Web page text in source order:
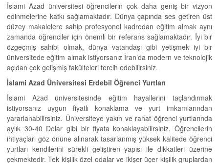
İslami Azad üniversitesi öğrencilerin çok daha geniş bir vizyon
edinmelerine katkı sağlamaktadır. Dünya çapında ses getiren üst
düzey makalelere sahip profesyonel kadrodan eğitim almak aynı
zamanda öğrenciler için önemli bir referans sağlamaktadır. İyi bir
özgeçmiş sahibi olmak, dünya vatandaşı gibi yetişmek iyi bir
üniversitede eğitim almak istiyorsanız İran’da modern ve teknolojik
açıdan çok gelişmiş fakülteleri tercih edebilirsiniz.
İslami Azad Üniversitesi Erdebil Öğrenci Yurtları
İslami Azad üniversitesinde eğitim hayallerini taçlandırmak
istiyorsanız uygun fiyatlı konaklama ve yurt imkamlarından
yararlanabilirsiniz. Üniversiteye yakın ve rahat öğrenci yurtlarında
aylık 30-40 Dolar gibi bir fiyata konaklayabilirsiniz. Öğrencilerin
ihtiyaçları göz önüne alınarak tasarlanmış yüksek kalitede öğrenci
yurtları kendilerini sürekli geliştiren yapısı ile dikkatleri üzerine
çekmektedir. Tek kişilik özel odalar ve ikişer üçer kişilik gruplardan